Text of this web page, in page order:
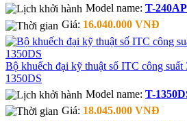
Model name: T-240AP
Giá: 16.040.000 VNĐ
Bộ khuếch đại kỹ thuật số ITC công suất
1350DS
Model name: T-
Giá: 18.045.000 VNĐ